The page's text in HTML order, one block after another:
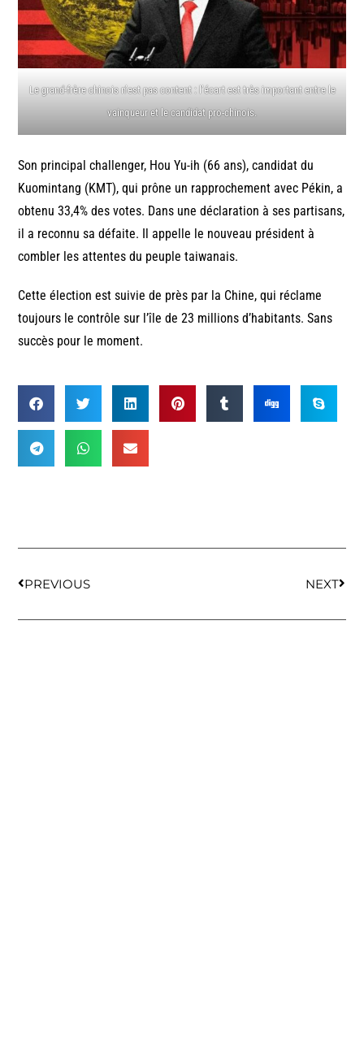
Le grand-frère chinois n’est pas content : l’écart est très important entre le
vainqueur et le candidat pro-chinois.
Son principal challenger, Hou Yu-ih (66 ans), candidat du
Kuomintang (KMT), qui prône un rapprochement avec Pékin, a
obtenu 33,4% des votes. Dans une déclaration à ses partisans,
il a reconnu sa défaite. Il appelle le nouveau président à
combler les attentes du peuple taiwanais.
Cette élection est suivie de près par la Chine, qui réclame
toujours le contrôle sur l’île de 23 millions d’habitants. Sans
succès pour le moment.
PREVIOUS NEXT